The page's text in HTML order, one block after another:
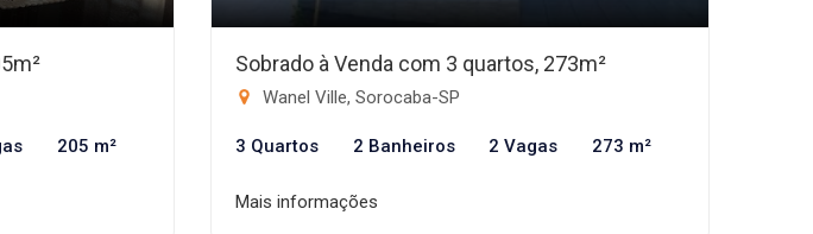
205 m²
Sobrado à Venda com 3 quartos, 273m²
Wanel Ville, Sorocaba-SP
3 Quartos 2 Banheiros 2 Vagas 273 m²
Mais informações